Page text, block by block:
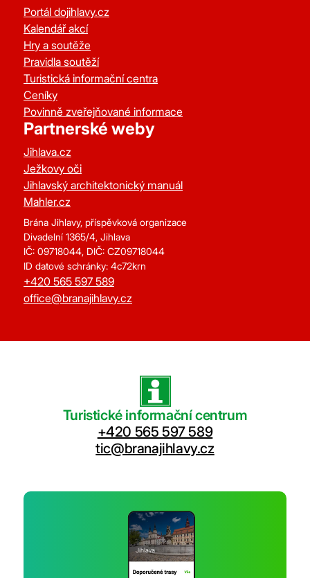
Portál dojihlavy.cz
Kalendář akcí
Hry a soutěže
Pravidla soutěží
Turistická informační centra
Ceníky
Povinně zveřejňované informace
Partnerské weby
Jihlava.cz
Ježkovy oči
Jihlavský architektonický manuál
Mahler.cz
Brána Jihlavy, příspěvková organizace
Divadelní 1365/4, Jihlava
IČ: 09718044, DIČ: CZ09718044
ID datové schránky: 4c72krn
+420 565 597 589
office@branajihlavy.cz
Turistické informační centrum
+420 565 597 589
tic@branajihlavy.cz